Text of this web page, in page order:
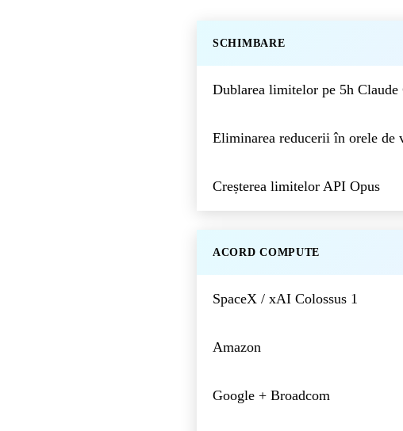
SCHIMBARE
Dublarea limitelor pe 5h Claude
Eliminarea reducerii în orele de
Creșterea limitelor API Opus
ACORD COMPUTE
SpaceX / xAI Colossus 1
Amazon
Google + Broadcom